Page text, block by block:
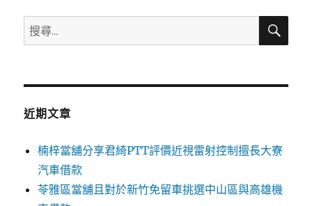
搜
尋
鍵
搜
近期文章
楠梓當舖分享君綺PTT評價近視雷射控制擅長大寮
汽車借款
苓雅區當舖且對於新竹免留車挑選中山區與高雄機